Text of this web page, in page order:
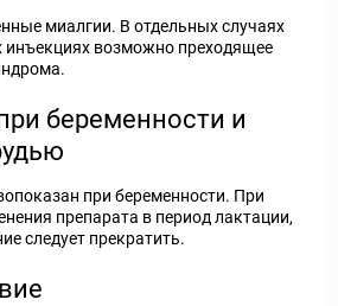
миалгии. В отдельных случаях
инъекциях возможно преходящее
беременности и
при беременности. При
препарата в период лактации,
следует прекратить.